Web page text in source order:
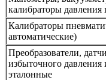
калибраторы
Калибраторы
автоматические)
Преобразователи,
избыточного давления
эталонные